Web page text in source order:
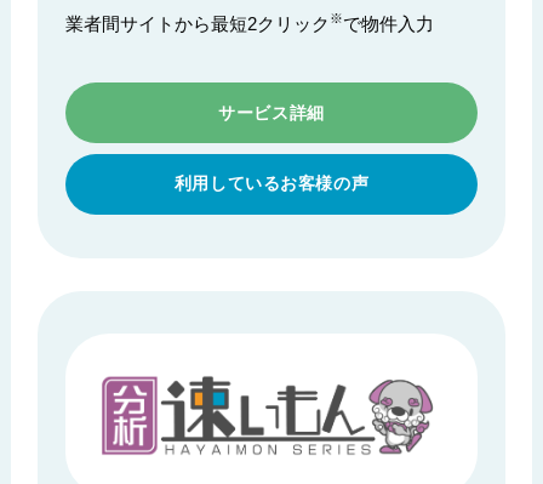
業者間サイトから最短2クリック ※で物件入力
サービス詳細
利用しているお客様の声